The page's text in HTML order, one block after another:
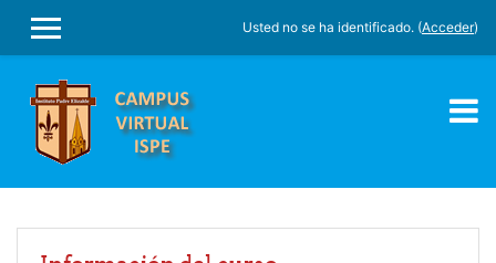
PANEL LATERAL
Usted no se ha identificado. (Acceder)